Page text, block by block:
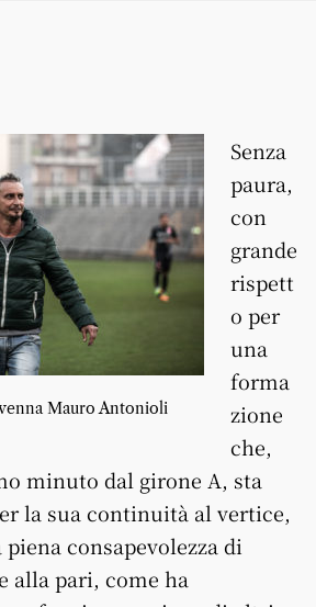
Mauro Antonioli
Senza
paura,
con
grande
rispett
o per
una
forma
zione
che,
minuto dal girone A, sta
la sua continuità al vertice,
consapevolezza di
alla pari, come ha